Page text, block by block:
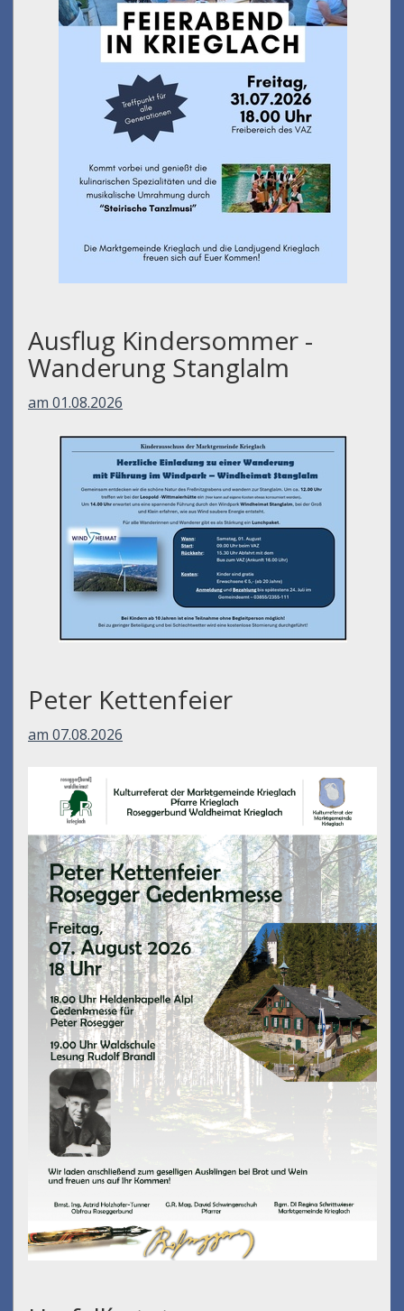
Ausflug Kindersommer -
Wanderung Stanglalm
am 01.08.2026
Peter Kettenfeier
am 07.08.2026